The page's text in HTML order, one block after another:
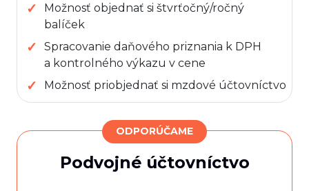
Možnosť objednať si štvrťočný/ročný
balíček
Spracovanie daňového priznania k DPH
a kontrolného výkazu v cene
Možnosť priobjednať si mzdové účtovníctvo
ODPORÚČAME
Podvojné účtovníctvo